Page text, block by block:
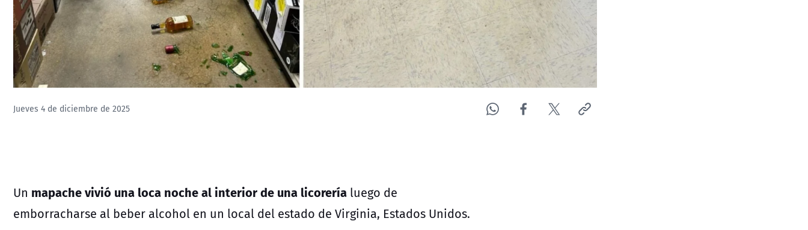
Jueves 4 de diciembre de 2025
Un mapache vivió una loca noche al interior de una licorería luego de
emborracharse al beber alcohol en un local del estado de Virginia, Estados Unidos.